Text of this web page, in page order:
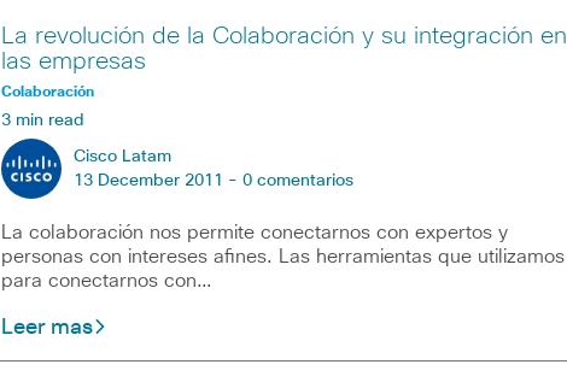
La revolución de la Colaboración y su integración en
las empresas
Colaboración
3 min read
Cisco Latam
13 December 2011 - 0 comentarios
La colaboración nos permite conectarnos con expertos y
personas con intereses afines. Las herramientas que utilizamos
para conectarnos con…
Leer mas